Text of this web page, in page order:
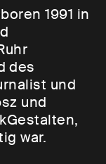
1991 in
des
und
und
war.